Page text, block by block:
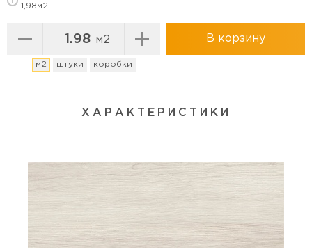
1,98м2
м2
м2 штуки коробки
В корзину
ХАРАКТЕРИСТИКИ